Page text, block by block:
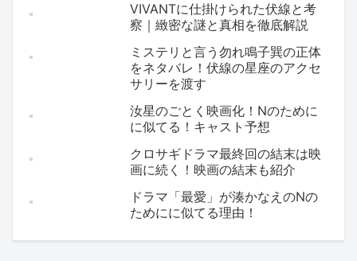
VIVANTに仕掛けられた伏線と考
察｜緻密な謎と真相を徹底解説
ミステリと言う勿れ鳴子巽の正体
をネタバレ！伏線の星座のアクセ
サリーを渡す
汝星のごとく映画化！Nのために
に似てる！キャスト予想
クロサギドラマ最終回の結末は映
画に続く！映画の結末も紹介
ドラマ「最愛」が湊かなえのNの
ためにに似てる理由！